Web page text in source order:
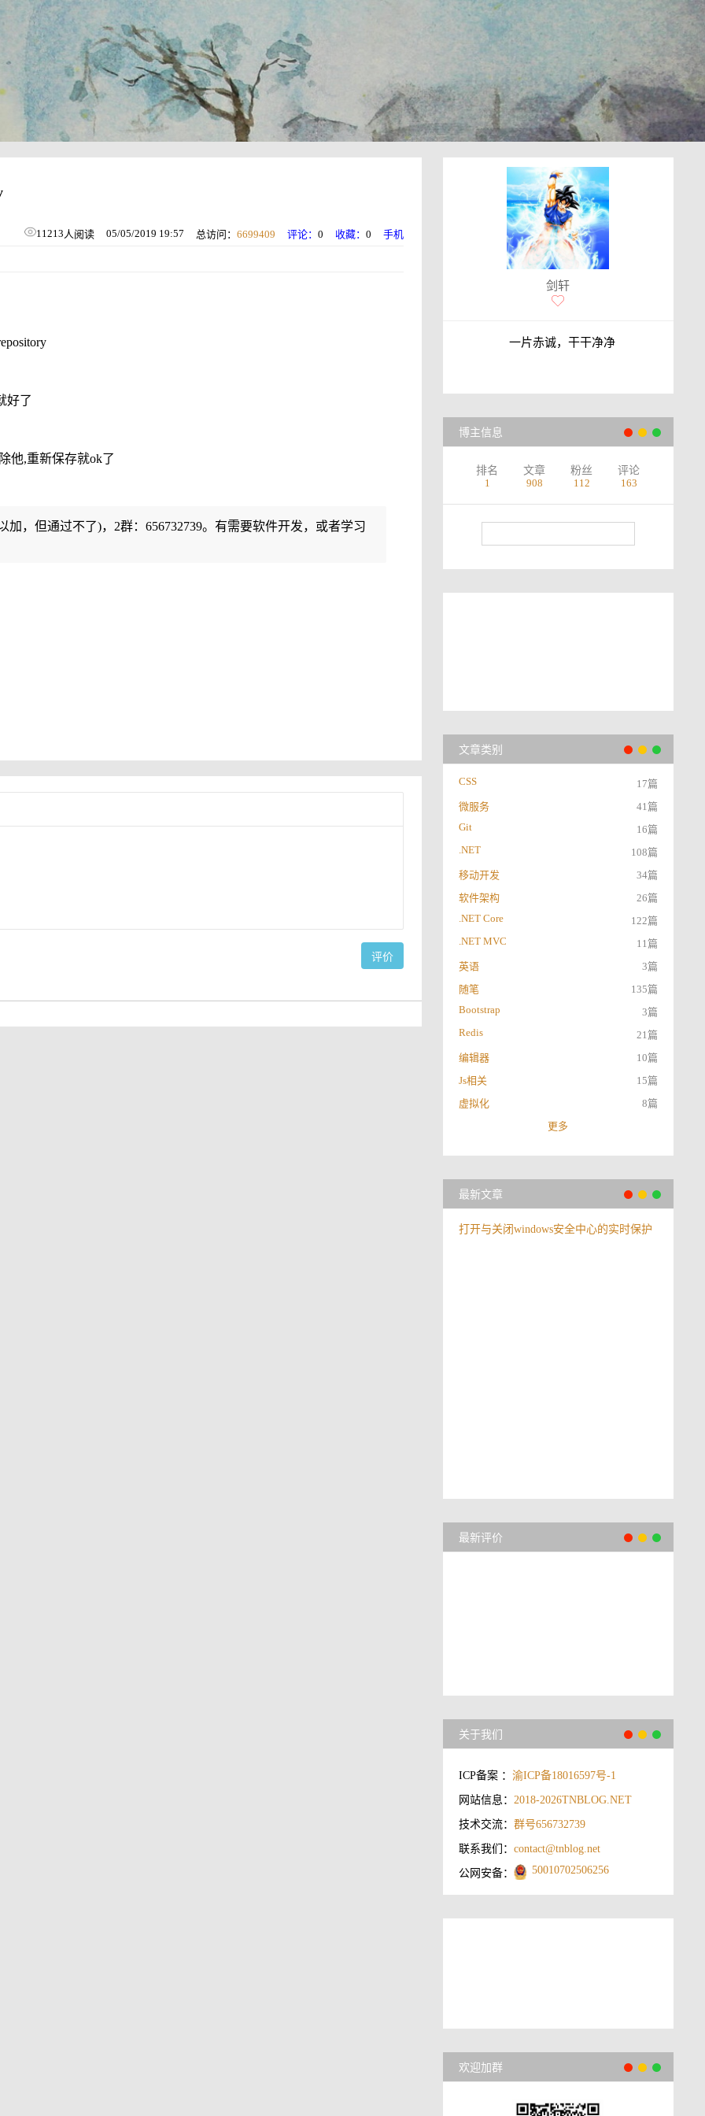
11213人阅读 05/05/2019 19:57 总访问：6699409 评论：0 收藏：0 手机
好了
他,重新保存就ok了
加，但通过不了)，2群：656732739。有需要软件开发，或者学习
评价
剑轩
一片赤诚，干干净净
博主信息
排名
1
文章
908
粉丝
112
评论
163
文章类别
CSS
17篇
微服务
41篇
Git
16篇
.NET
108篇
移动开发
34篇
软件架构
26篇
.NET Core
122篇
.NET MVC
11篇
英语
3篇
随笔
135篇
Bootstrap
3篇
Redis
21篇
编辑器
10篇
Js相关
15篇
虚拟化
8篇
更多
最新文章
打开与关闭windows安全中心的实时保护
最新评价
关于我们
ICP备案 ：渝ICP备18016597号-1
网站信息：2018-2026TNBLOG.NET
技术交流：群号656732739
联系我们：contact@tnblog.net
公网安备： 50010702506256
欢迎加群